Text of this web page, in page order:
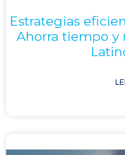
Estrategias
Ahorra tiempo y